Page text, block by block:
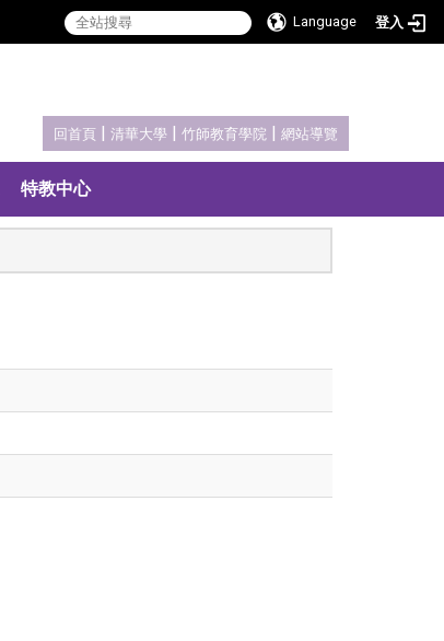
Language 登入
回首頁 | 清華大學 | 竹師教育學院 | 網站導覽
特教中心